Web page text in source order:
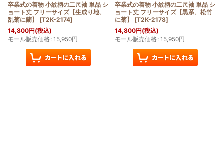
卒業式の着物 小紋柄の二尺袖 単品 シ
ョート丈 フリーサイズ【生成り地、
乱菊に蘭】
[T2K-2174]
14,800円(税込)
モール販売価格: 15,950円
卒業式の着物 小紋柄の二尺袖 単品 シ
ョート丈 フリーサイズ【黒系、松竹
に菊】
[T2K-2178]
14,800円(税込)
モール販売価格: 15,950円